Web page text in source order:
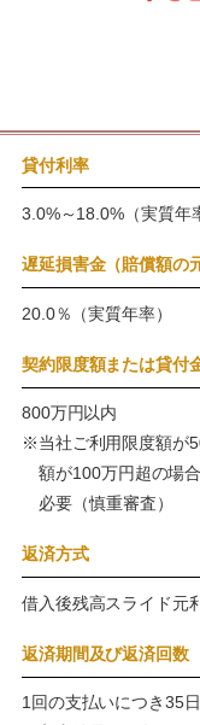
貸付利率
3.0%～18.0%（実質年
遅延損害金（賠償額の
20.0％（実質年率）
契約限度額または貸付
800万円以内
※当社ご利用限度額が
額が100万円超の場
必要（慎重審査）
返済方式
借入後残高スライド元
返済期間及び返済回数
1回の支払いにつき35